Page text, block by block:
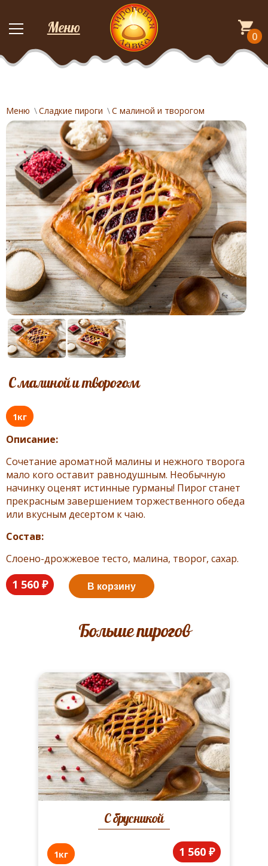
Меню
0
Меню Сладкие пироги С малиной и творогом
С малиной и творогом
1кг
Описание:
Сочетание ароматной малины и нежного творога
мало кого оставит равнодушным. Необычную
начинку оценят истинные гурманы! Пирог станет
прекрасным завершением торжественного обеда
или вкусным десертом к чаю.
Состав:
Слоено-дрожжевое тесто, малина, творог, сахар.
1 560 ₽ В корзину
Больше пирогов
С брусникой
1кг 1 560 ₽